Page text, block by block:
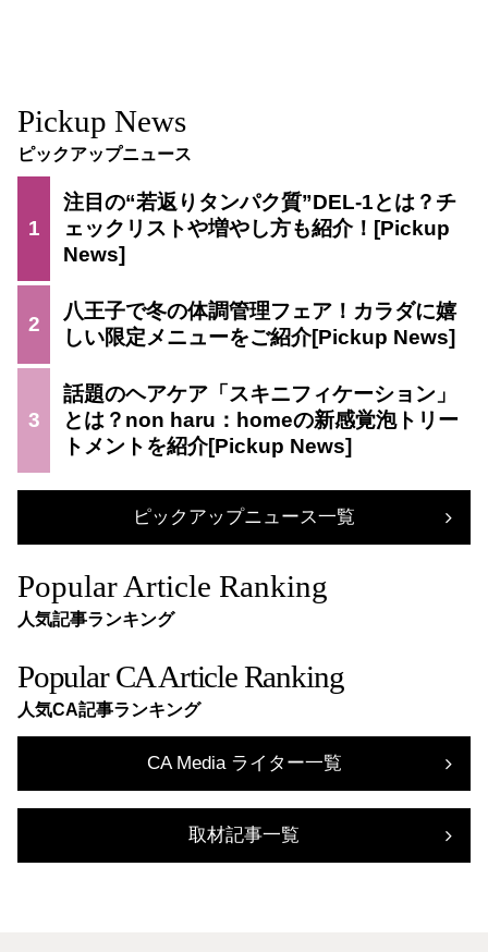
Pickup News
ピックアップニュース
1
注目の“若返りタンパク質”DEL-1とは？チ
ェックリストや増やし方も紹介！
2
八王子で冬の体調管理フェア！カラダに嬉
しい限定メニューをご紹介
3
話題のヘアケア「スキニフィケーション」
とは？non haru：homeの新感覚泡トリー
トメントを紹介
ピックアップニュース一覧
Popular Article Ranking
人気記事ランキング
Popular CA Article Ranking
人気CA記事ランキング
CA Media ライター一覧
取材記事一覧